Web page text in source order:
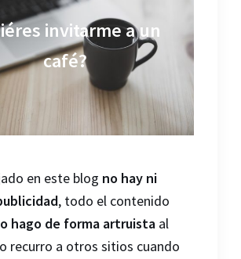
invitarme a un
café?
en este blog no hay ni
, todo el contenido
hago de forma artruista al
recurro a otros sitios cuando